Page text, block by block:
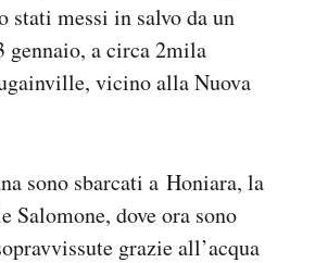
stati messi in salvo da un
gennaio, a circa 2mila
vicino alla Nuova
sono sbarcati a Honiara, la
Salomone, dove ora sono
grazie all’acqua